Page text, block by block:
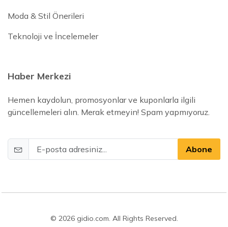
Moda & Stil Önerileri
Teknoloji ve İncelemeler
Haber Merkezi
Hemen kaydolun, promosyonlar ve kuponlarla ilgili
güncellemeleri alın. Merak etmeyin! Spam yapmıyoruz.
Abone
© 2026 gidio.com. All Rights Reserved.